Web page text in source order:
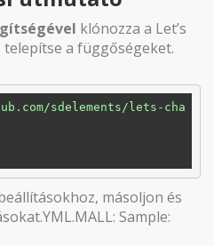
klónozza a Let’s
a függőségeket.
sdelements/lets-cha
másoljon és
Sample: